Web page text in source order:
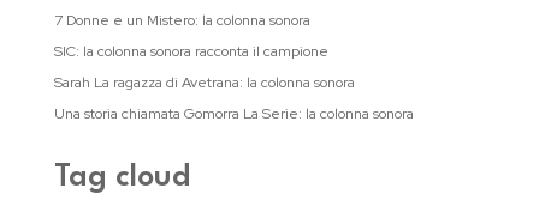
7 Donne e un Mistero: la colonna sonora
SIC: la colonna sonora racconta il campione
Sarah La ragazza di Avetrana: la colonna sonora
Una storia chiamata Gomorra La Serie: la colonna sonora
Tag cloud